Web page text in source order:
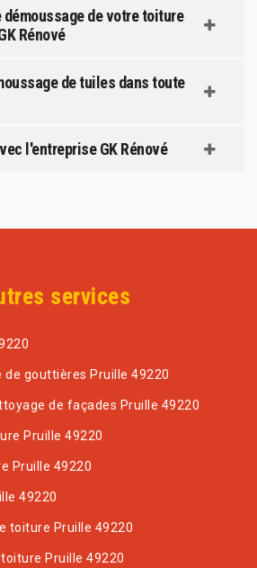
de votre toiture
Rénové
de tuiles dans toute
l'entreprise GK Rénové
services
de gouttières Pruille 49220
de façades Pruille 49220
Pruille 49220
Pruille 49220
49220
toiture Pruille 49220
Pruille 49220